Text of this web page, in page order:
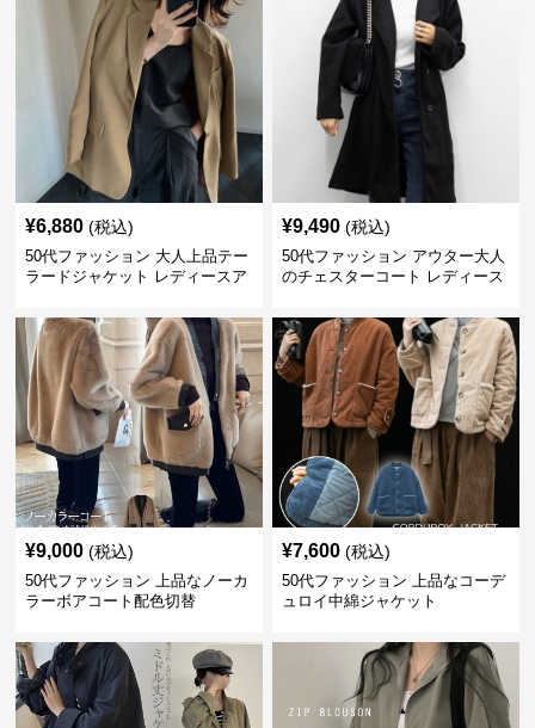
¥6,880 (税込)
50代ファッション 大人上品テー
ラードジャケット レディースア
¥9,490 (税込)
50代ファッション アウター大人
のチェスターコート レディース
¥9,000 (税込)
50代ファッション 上品なノーカ
ラーボアコート配色切替
¥7,600 (税込)
50代ファッション 上品なコーデ
ュロイ中綿ジャケット